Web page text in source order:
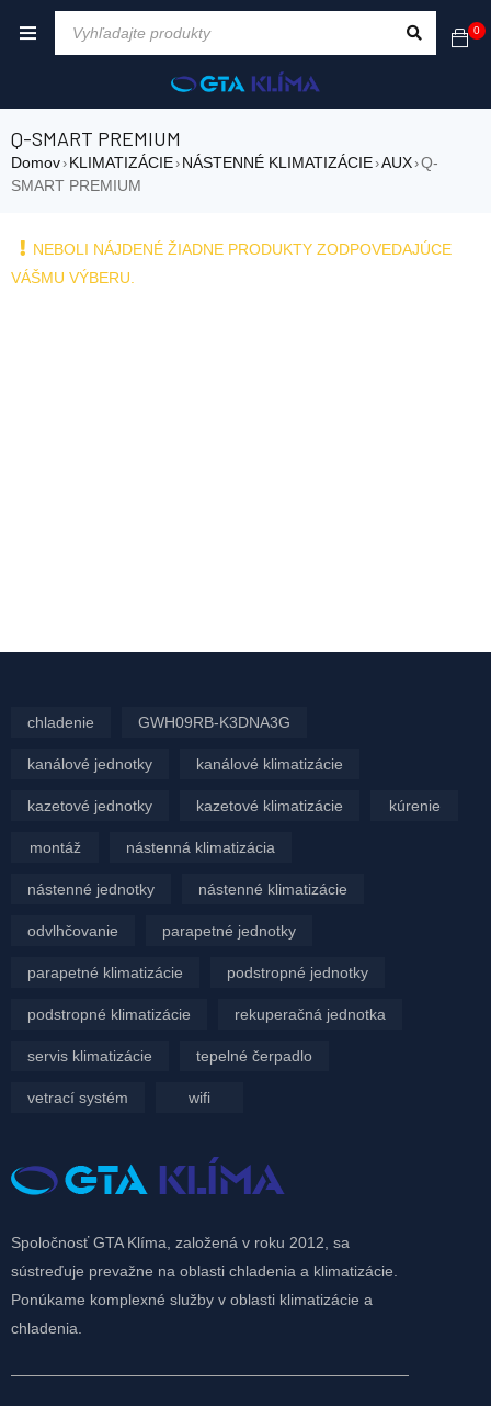
0
Q-SMART PREMIUM
Domov› KLIMATIZÁCIE› NÁSTENNÉ KLIMATIZÁCIE›AUX›Q-
SMART PREMIUM
NEBOLI NÁJDENÉ ŽIADNE PRODUKTY ZODPOVEDAJÚCE
VÁŠMU VÝBERU.
chladenie GWH09RB-K3DNA3G
kanálové jednotky kanálové klimatizácie
kazetové jednotky kazetové klimatizácie kúrenie
montáž nástenná klimatizácia
nástenné jednotky nástenné klimatizácie
odvlhčovanie parapetné jednotky
parapetné klimatizácie podstropné jednotky
podstropné klimatizácie rekuperačná jednotka
servis klimatizácie tepelné čerpadlo
vetrací systém wifi
Spoločnosť GTA Klíma, založená v roku 2012, sa
sústreďuje prevažne na oblasti chladenia a klimatizácie.
Ponúkame komplexné služby v oblasti klimatizácie a
chladenia.